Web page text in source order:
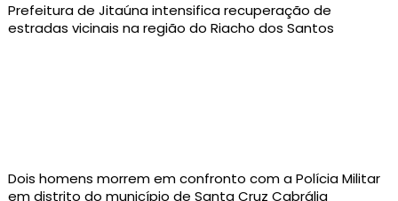
Prefeitura de Jitaúna intensifica recuperação de
estradas vicinais na região do Riacho dos Santos
Dois homens morrem em confronto com a Polícia Militar
em distrito do município de Santa Cruz Cabrália